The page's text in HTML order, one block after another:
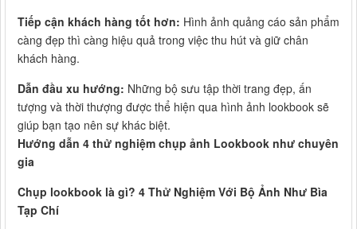
Tiếp cận khách hàng tốt hơn: Hình ảnh quảng cáo sản phẩm
càng đẹp thì càng hiệu quả trong việc thu hút và giữ chân
khách hàng.
Dẫn đầu xu hướng: Những bộ sưu tập thời trang đẹp, ấn
tượng và thời thượng được thể hiện qua hình ảnh lookbook sẽ
giúp bạn tạo nên sự khác biệt.
Hướng dẫn 4 thử nghiệm chụp ảnh Lookbook như chuyên
gia
Chụp lookbook là gì? 4 Thử Nghiệm Với Bộ Ảnh Như Bìa
Tạp Chí